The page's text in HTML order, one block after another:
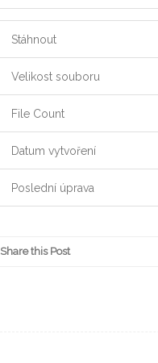
Stáhnout
Velikost souboru
File Count
Datum vytvoření
Poslední úprava
Share this Post